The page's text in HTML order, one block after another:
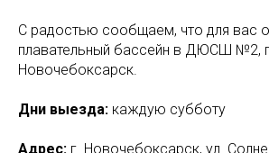
С радостью сообщаем, что для вас
плавательный бассейн в ДЮСШ №2,
Новочебоксарск.
Дни выезда: каждую субботу
Адрес: г. Новочебоксарск, ул.